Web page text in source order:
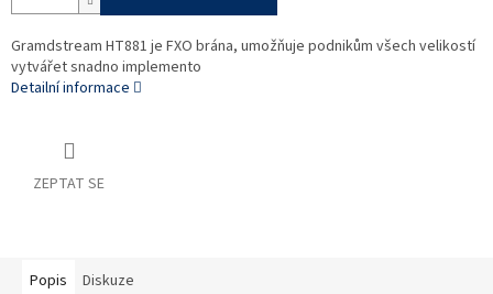
Gramdstream HT881 je FXO brána, umožňuje podnikům všech velikostí
vytvářet snadno implemento
Detailní informace
ZEPTAT SE
Popis Diskuze